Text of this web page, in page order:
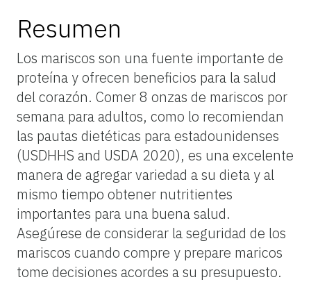
Resumen
Los mariscos son una fuente importante de
proteína y ofrecen beneficios para la salud
del corazón. Comer 8 onzas de mariscos por
semana para adultos, como lo recomiendan
las pautas dietéticas para estadounidenses
(USDHHS and USDA 2020), es una excelente
manera de agregar variedad a su dieta y al
mismo tiempo obtener nutritientes
importantes para una buena salud.
Asegúrese de considerar la seguridad de los
mariscos cuando compre y prepare maricos
tome decisiones acordes a su presupuesto.